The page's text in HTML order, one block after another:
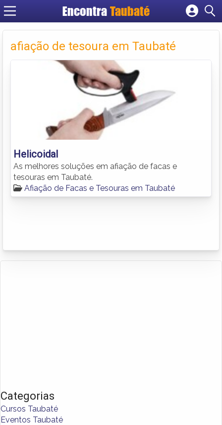
EncontraTaubaté
Cadastrar empresa
Criar conta
afiação de tesoura em Taubaté
Helicoidal
As melhores soluções em afiação de facas e
tesouras em Taubaté.
Afiação de Facas e Tesouras em Taubaté
Categorias
Cursos Taubaté
Eventos Taubaté